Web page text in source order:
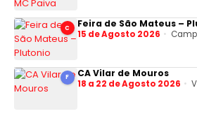
C Feira de São Mateus –
15 de Agosto 2026
F CA Vilar de Mouros
18 a 22 de Agosto 2026